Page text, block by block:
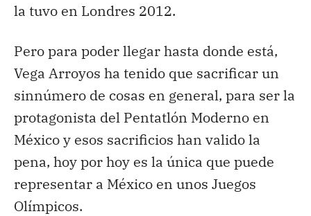
la tuvo en Londres 2012.
Pero para poder llegar hasta donde está,
Vega Arroyos ha tenido que sacrificar un
sinnúmero de cosas en general, para ser la
protagonista del Pentatlón Moderno en
México y esos sacrificios han valido la
pena, hoy por hoy es la única que puede
representar a México en unos Juegos
Olímpicos.